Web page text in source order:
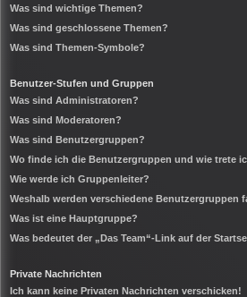
Was sind wichtige Themen?
Was sind geschlossene Themen?
Was sind Themen-Symbole?
Benutzer-Stufen und Gruppen
Was sind Administratoren?
Was sind Moderatoren?
Was sind Benutzergruppen?
Wo finde ich die Benutzergruppen und wie trete
Wie werde ich Gruppenleiter?
Weshalb werden verschiedene Benutzergruppen
Was ist eine Hauptgruppe?
Was bedeutet der „Das Team“-Link auf der
Private Nachrichten
Ich kann keine Privaten Nachrichten verschicken!